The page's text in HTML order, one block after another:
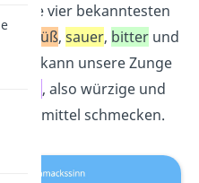
. Die vier bekanntesten
süß, sauer, bitterund
kann unsere Zunge
, also würzige und
schmecken.